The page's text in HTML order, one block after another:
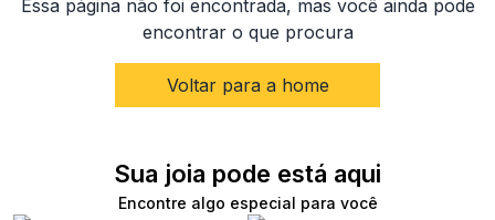
Essa página não foi encontrada, mas você ainda pode
encontrar o que procura
Voltar para a home
Sua joia pode está aqui
Encontre algo especial para você